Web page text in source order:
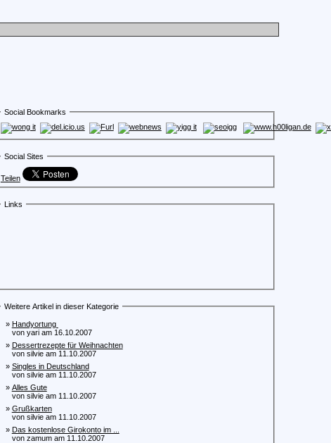
Social Bookmarks
Social Sites
Teilen
Links
Weitere Artikel in dieser Kategorie
» Handyortung
von yari am 16.10.2007
» Dessertrezepte für Weihnachten
von silvie am 11.10.2007
» Singles in Deutschland
von silvie am 11.10.2007
» Alles Gute
von silvie am 11.10.2007
» Grußkarten
von silvie am 11.10.2007
» Das kostenlose Girokonto im ...
von zamum am 11.10.2007